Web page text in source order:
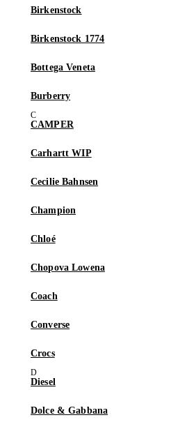
Birkenstock
Birkenstock 1774
Bottega Veneta
Burberry
CAMPER
Carhartt WIP
Cecilie Bahnsen
Champion
Chloé
Chopova Lowena
Coach
Converse
Crocs
Diesel
Dolce & Gabbana